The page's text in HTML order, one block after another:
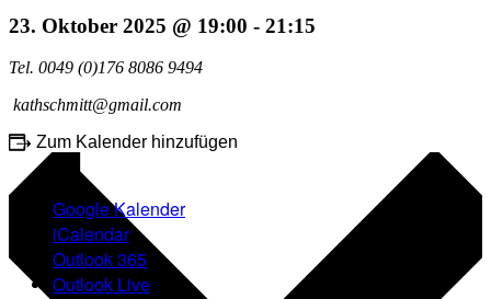
23. Oktober 2025 @ 19:00 - 21:15
Tel. 0049 (0)176 8086 9494
kathschmitt@gmail.com
Zum Kalender hinzufügen
Google Kalender
iCalendar
Outlook 365
Outlook Live